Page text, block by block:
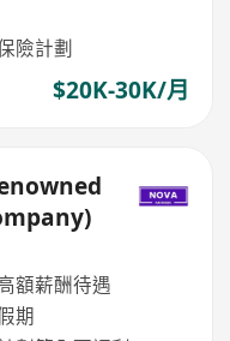
險計劃
$20K-30K/月
額薪酬待遇
期